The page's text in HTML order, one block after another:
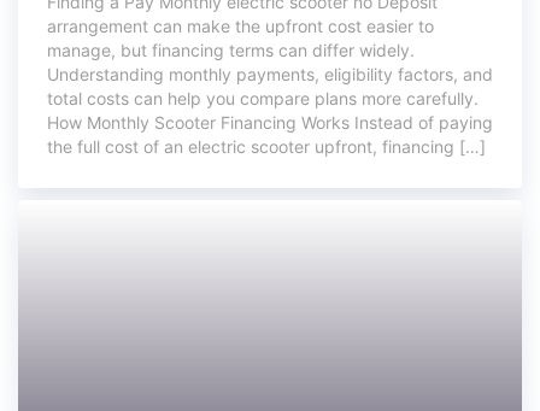
arrangement can make the upfront cost easier to
manage, but financing terms can differ widely.
Understanding monthly payments, eligibility factors, and
total costs can help you compare plans more carefully.
How Monthly Scooter Financing Works Instead of paying
the full cost of an electric scooter upfront, financing […]